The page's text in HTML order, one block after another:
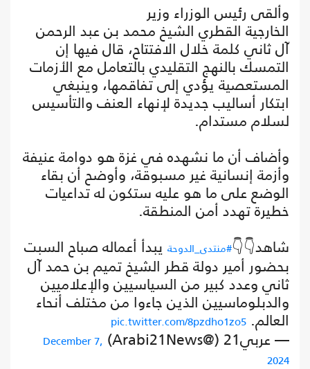
وألقى رئيس الوزراء وزير
الخارجية القطري الشيخ محمد بن عبد الرحمن
آل ثاني كلمة خلال الافتتاح، قال فيها إن
التمسك بالنهج التقليدي بالتعامل مع الأزمات
المستعصية يؤدي إلى تفاقمها، وينبغي
ابتكار أساليب جديدة لإنهاء العنف والتأسيس
لسلام مستدام.
وأضاف أن ما نشهده في غزة هو دوامة عنيفة
وأزمة إنسانية غير مسبوقة، وأوضح أن بقاء
الوضع على ما هو عليه ستكون له تداعيات
خطيرة تهدد أمن المنطقة.
شاهد👇👇#منتدى_الدوحة يبدأ أعماله صباح السبت
بحضور أمير دولة قطر الشيخ تميم بن حمد آل
ثاني وعدد كبير من السياسيين والإعلاميين
والدبلوماسيين الذين جاءوا من مختلف أنحاء
العالم. pic.twitter.com/8pzdho1zo5
— عربي21 (@Arabi21News)
December 7,
2024